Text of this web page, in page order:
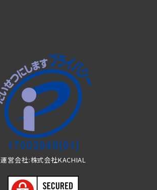
運営会社:株式会社KACHIAL